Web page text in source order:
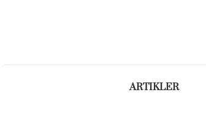
ARTIKLER